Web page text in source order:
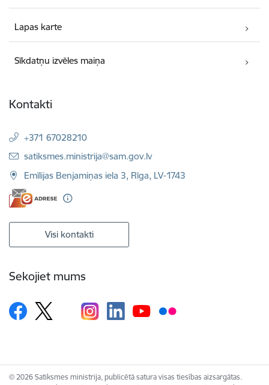
Lapas karte
Sīkdatņu izvēles maiņa
Kontakti
+371 67028210
E-pasts:
satiksmes.ministrija@sam.gov.lv
Emīlijas Benjamiņas iela 3, Rīga, LV-1743
Visi kontakti
Sekojiet mums
© 2026 Satiksmes ministrija, publicētā satura visas tiesības aizsargātas.